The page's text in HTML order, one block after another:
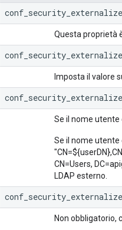
Questa proprietà
Imposta il valore
Se il nome utente
Se il nome utente
CN=Users,
LDAP esterno.
Non obbligatorio,